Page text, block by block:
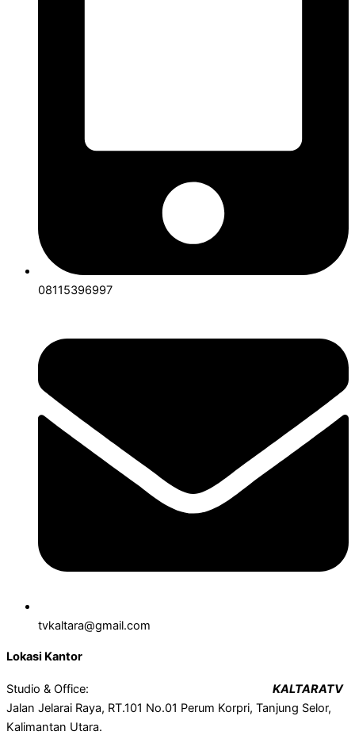
08115396997
tvkaltara@gmail.com
Lokasi Kantor
Studio & Office: KALTARATV
Jalan Jelarai Raya, RT.101 No.01 Perum Korpri, Tanjung Selor,
Kalimantan Utara.